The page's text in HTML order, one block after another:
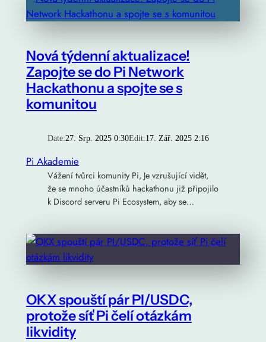
Nová týdenní aktualizace!
Zapojte se do Pi Network
Hackathonu a spojte se s
komunitou
Date:27. Srp. 2025 0:30Edit:17. Zář. 2025 2:16
Pi Akademie
Vážení tvůrci komunity Pi, Je vzrušující vidět,
že se mnoho účastníků hackathonu již připojilo
k Discord serveru Pi Ecosystem, aby se…
OKX spouští pár PI/USDC,
protože síť Pi čelí otázkám
likvidity